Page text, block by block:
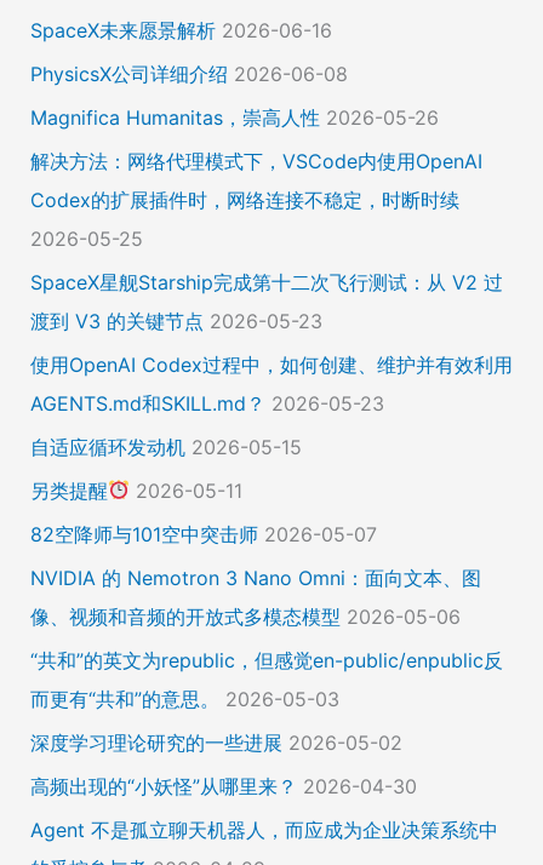
SpaceX未来愿景解析 2026-06-16
PhysicsX公司详细介绍 2026-06-08
Magnifica Humanitas，崇高人性 2026-05-26
解决方法：网络代理模式下，VSCode内使用OpenAI
Codex的扩展插件时，网络连接不稳定，时断时续
2026-05-25
SpaceX星舰Starship完成第十二次飞行测试：从 V2 过
渡到 V3 的关键节点 2026-05-23
使用OpenAI Codex过程中，如何创建、维护并有效利用
AGENTS.md和SKILL.md？ 2026-05-23
自适应循环发动机 2026-05-15
另类提醒
2026-05-11
82空降师与101空中突击师 2026-05-07
NVIDIA 的 Nemotron 3 Nano Omni：面向文本、图
像、视频和音频的开放式多模态模型 2026-05-06
“共和”的英文为republic，但感觉en-public/enpublic反
而更有“共和”的意思。
2026-05-03
深度学习理论研究的一些进展 2026-05-02
高频出现的“小妖怪”从哪里来？ 2026-04-30
Agent 不是孤立聊天机器人，而应成为企业决策系统中